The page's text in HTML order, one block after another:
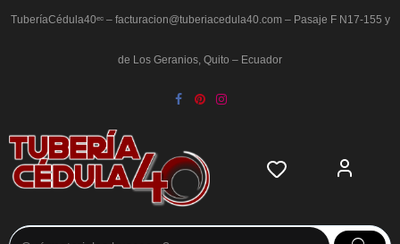
TuberíaCédula40ᵉᶜ – facturacion@tuberiacedula40.com – Pasaje F N17-155 y
de Los Geranios, Quito – Ecuador